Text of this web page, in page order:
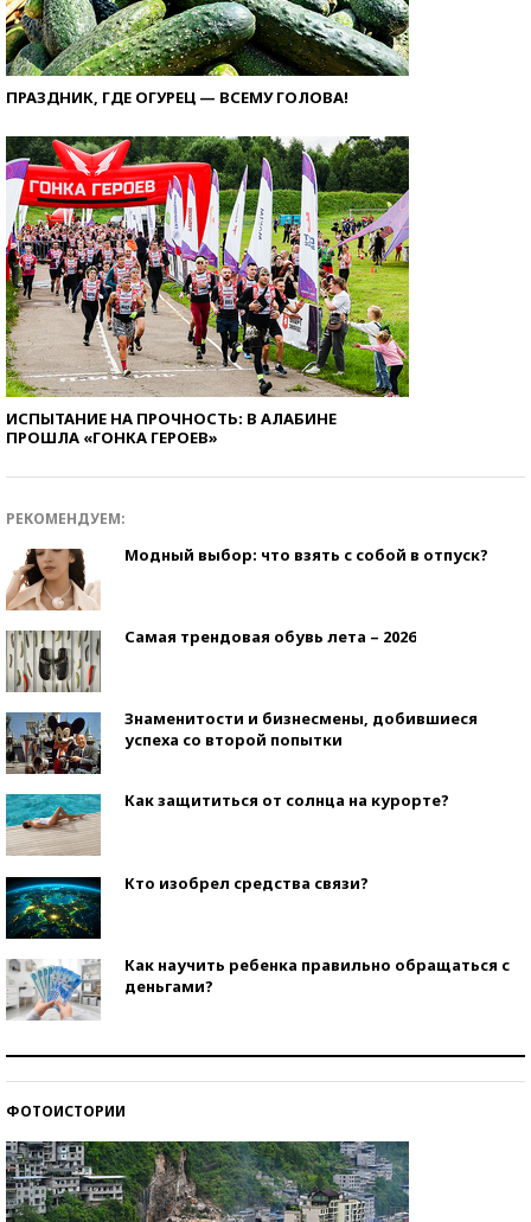
ПРАЗДНИК, ГДЕ ОГУРЕЦ — ВСЕМУ ГОЛОВА!
ИСПЫТАНИЕ НА ПРОЧНОСТЬ: В АЛАБИНЕ
ПРОШЛА «ГОНКА ГЕРОЕВ»
РЕКОМЕНДУЕМ:
Модный выбор: что взять с собой в отпуск?
Самая трендовая обувь лета – 2026
Знаменитости и бизнесмены, добившиеся
успеха со второй попытки
Как защититься от солнца на курорте?
Кто изобрел средства связи?
Как научить ребенка правильно обращаться с
деньгами?
ФОТОИСТОРИИ